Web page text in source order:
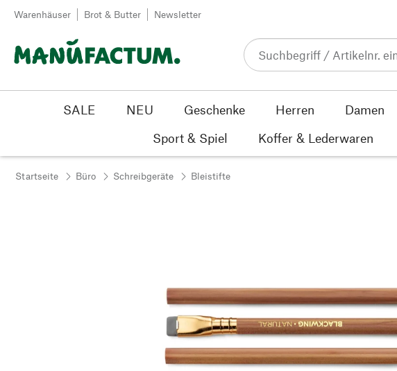
Zum Inhalt springen
Warenhäuser Brot & Butter Newsletter
SALE NEU Geschenke Herren Damen
Sport & Spiel
Koffer & Lederwaren
Startseite Büro Schreibgeräte Bleistifte